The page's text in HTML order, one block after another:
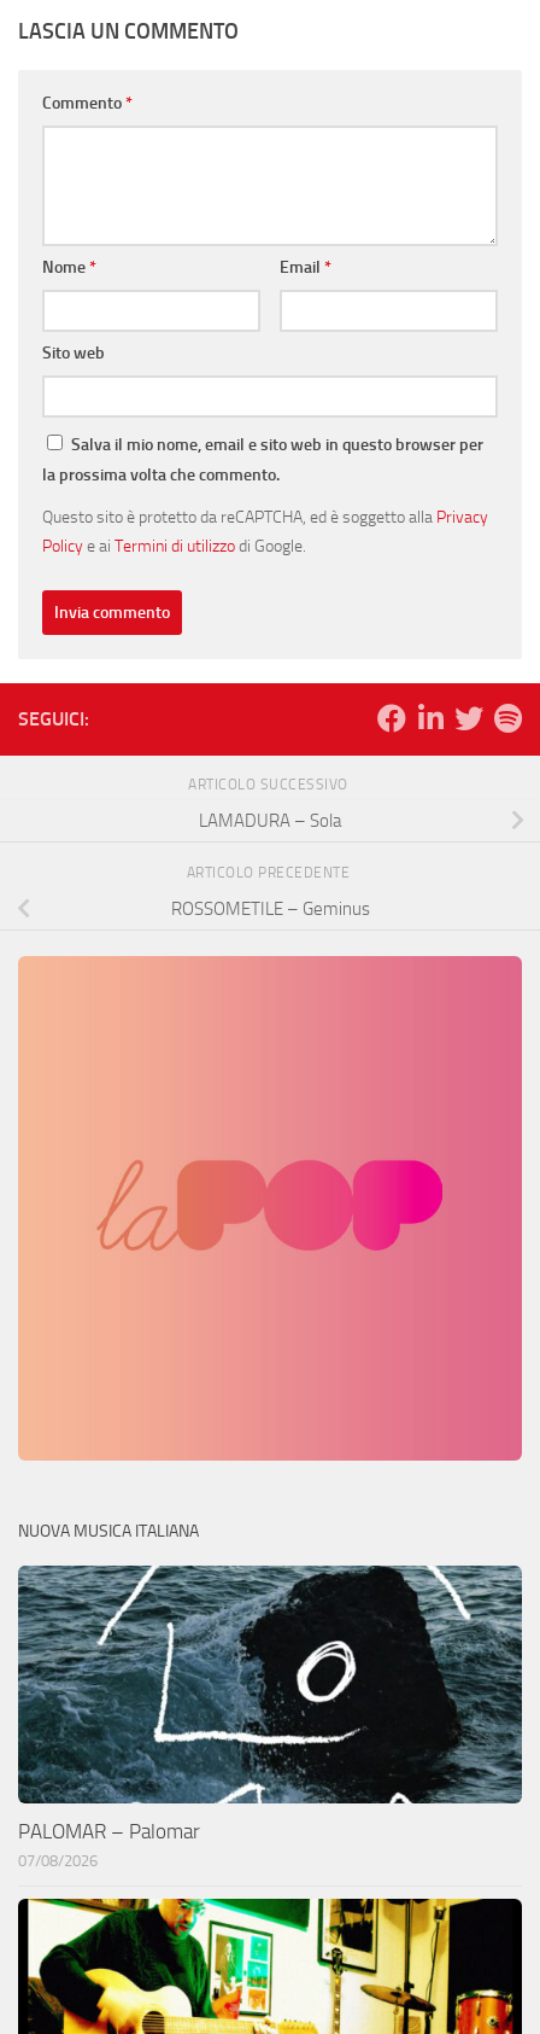
LASCIA UN COMMENTO
Commento*
Nome* Email *
Sito web
Salva il mio nome, email e sito web in questo browser per
la prossima volta che commento.
Questo sito è protetto da reCAPTCHA, ed è soggetto alla Privacy
Policye ai Termini di utilizzodi Google.
SEGUICI:
ARTICOLO SUCCESSIVO
LAMADURA – Sola
ARTICOLO PRECEDENTE
ROSSOMETILE – Geminus
NUOVA MUSICA ITALIANA
PALOMAR – Palomar
07/08/2026